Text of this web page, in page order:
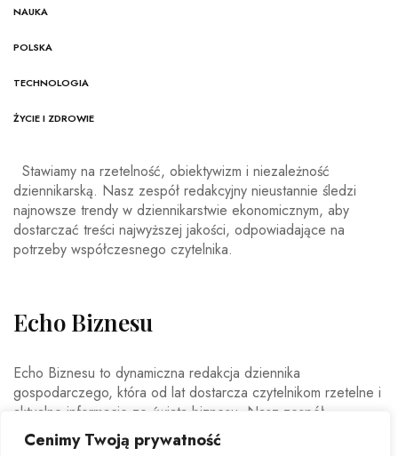
Cenimy Twoją prywatność
NAUKA
POLSKA
TECHNOLOGIA
ŻYCIE I ZDROWIE
Stawiamy na rzetelność, obiektywizm i niezależność
dziennikarską. Nasz zespół redakcyjny nieustannie śledzi
najnowsze trendy w dziennikarstwie ekonomicznym, aby
dostarczać treści najwyższej jakości, odpowiadające na
potrzeby współczesnego czytelnika.
Echo Biznesu
Echo Biznesu to dynamiczna redakcja dziennika
gospodarczego, która od lat dostarcza czytelnikom rzetelne i
aktualne informacje ze świata biznesu. Nasz zespół
doświadczonych dziennikarzy i ekspertów ekonomicznych
codziennie analizuje najważniejsze wydarzenia rynkowe,